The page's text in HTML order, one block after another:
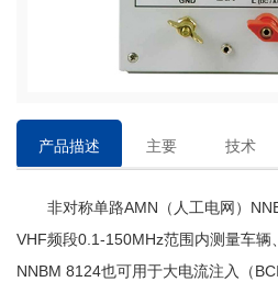
产品描述
主要
技术
非对称单路AMN（人工电网）
VHF频段0.1-150MHz范围内测量车辆
NNBM 8124也可用于大电流注入（